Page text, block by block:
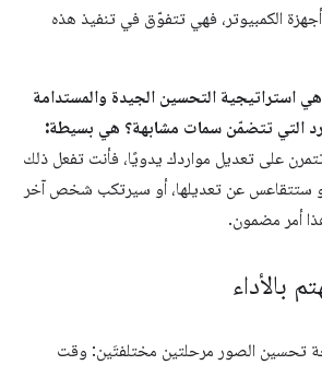
الكمبيوتر، فهي تتفوّق في تنفيذ هذه
استراتيجية التحسين الجيدة والمستدامة
التي تتضمّن سمات مشابهة؟ هي بسيطة:
على تعديل مواردك يدويًا، فأنت تفعل ذلك
عن تعديلها، أو سيرتكب شخص آخر
أمر مضمون.
بالأداء
تحسين الصور مرحلتين مختلفتَين: وقت